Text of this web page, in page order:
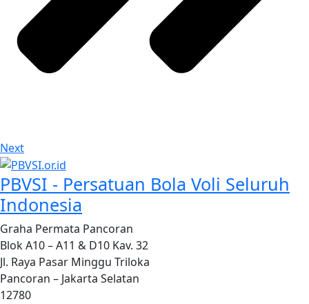
Next
PBVSI - Persatuan Bola Voli Seluruh
Indonesia
Graha Permata Pancoran
Blok A10 – A11 & D10 Kav. 32
Jl. Raya Pasar Minggu Triloka
Pancoran – Jakarta Selatan
12780